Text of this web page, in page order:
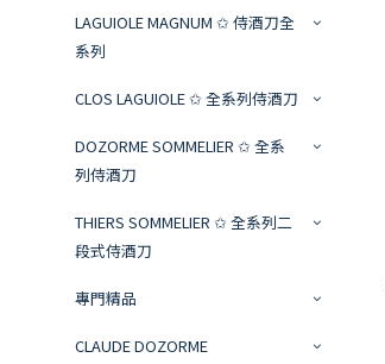
LAGUIOLE MAGNUM ✩ 侍酒刀全
系列
CLOS LAGUIOLE ✩ 全系列侍酒刀
DOZORME SOMMELIER ✩ 全系
列侍酒刀
THIERS SOMMELIER ✩ 全系列二
段式侍酒刀
專門精品
CLAUDE DOZORME